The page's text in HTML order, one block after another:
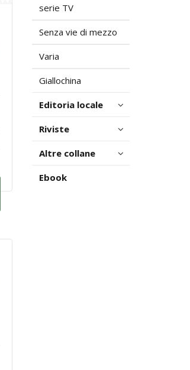
serie TV
Senza vie di mezzo
Varia
Giallochina
Editoria locale
Riviste
Altre collane
Ebook